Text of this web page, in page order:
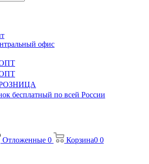
офис
бесплатный по всей России
Отложенные 0 Корзина0 0